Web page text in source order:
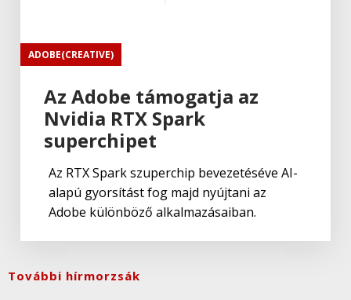
ADOBE(CREATIVE)
Az Adobe támogatja az
Nvidia RTX Spark
superchipet
Az RTX Spark szuperchip bevezetéséve AI-
alapú gyorsítást fog majd nyújtani az
Adobe különböző alkalmazásaiban.
További hírmorzsák